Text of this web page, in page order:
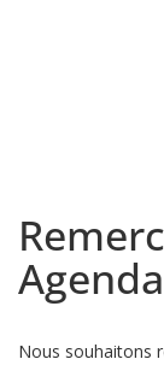
Agenda
Nous souhaitons